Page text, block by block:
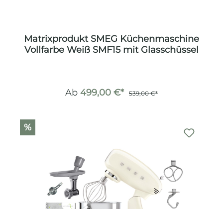
Matrixprodukt SMEG Küchenmaschine
Vollfarbe Weiß SMF15 mit Glasschüssel
Ab 499,00 €* 539,00 €*
%